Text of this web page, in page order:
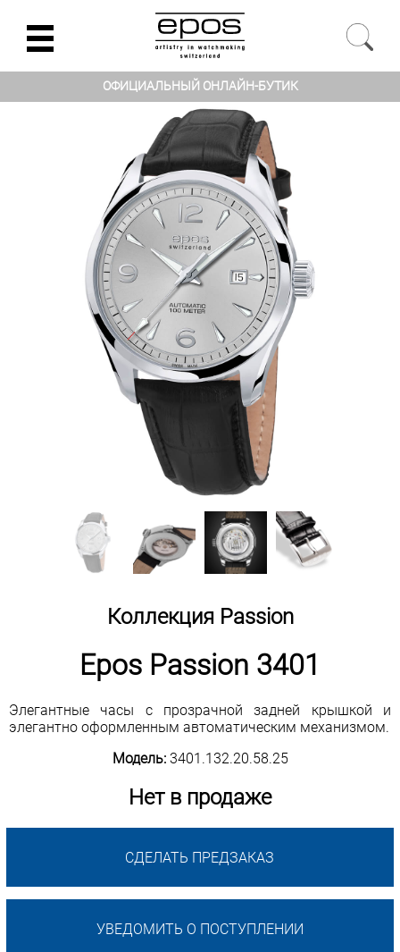
ОФИЦИАЛЬНЫЙ ОНЛАЙН-БУТИК
Коллекция Passion
Epos Passion 3401
Элегантные часы с прозрачной задней крышкой и
элегантно оформленным автоматическим механизмом.
Модель:3401.132.20.58.25
Нет в продаже
УВЕДОМИТЬ О ПОСТУПЛЕНИИ
СДЕЛАТЬ ПРЕДЗАКАЗ